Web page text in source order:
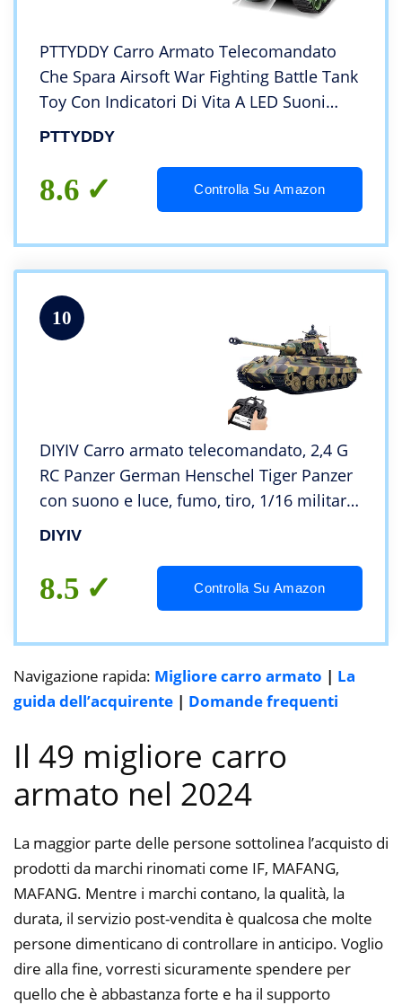
PTTYDDY Carro Armato Telecomandato
Che Spara Airsoft War Fighting Battle Tank
Toy Con Indicatori Di Vita A LED Suoni
Realistici Luci Fantastiche Scalatore Off-
PTTYDDY
8.6 Controlla Su Amazon
10
DIYIV Carro armato telecomandato, 2,4 G
RC Panzer German Henschel Tiger Panzer
con suono e luce, fumo, tiro, 1/16 militare
carro armato giocattolo regalo per adulti e
DIYIV
8.5 Controlla Su Amazon
Navigazione rapida: Migliore carro armato | La
guida dell’acquirente | Domande frequenti
Il 49 migliore carro
armato nel 2024
La maggior parte delle persone sottolinea l’acquisto di
prodotti da marchi rinomati come IF, MAFANG,
MAFANG. Mentre i marchi contano, la qualità, la
durata, il servizio post-vendita è qualcosa che molte
persone dimenticano di controllare in anticipo. Voglio
dire alla fine, vorresti sicuramente spendere per
quello che è abbastanza forte e ha il supporto